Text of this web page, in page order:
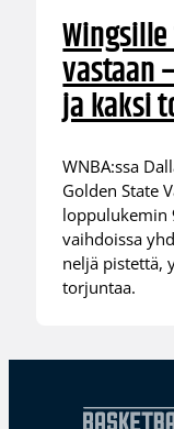
vastaan
ja kaksi
WNBA:ssa
Golden State
loppulukemin
vaihdoissa
neljä pistettä,
torjuntaa.